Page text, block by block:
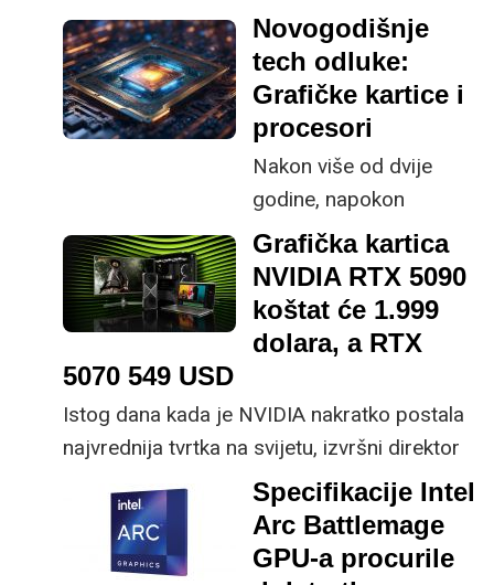
način da vam detaljno
objasnim svoju
situaciju.
Radeon RX 9070 XT
koja se temelji na novoj
naprednoj AMD-ovoj
arhitekturi RDNA 4.
AMD s novim karticama
najavljuje 4k igranje po
Kakve su performanse
najmoćnije AMD-ove
grafičke kartice nove
generacije koja bi
konkurencija Nvidijinim
RTX 5070 Ti i RTX
5070 karticama
Novogodišnje
tech odluke:
Grafičke kartice i
procesori
Nakon više od dvije
godine, napokon
je došlo vrijeme za
novu generaciju
grafičkih kartica od
kojih puno očekujemo,
od performansi i novih
Grafička kartica
NVIDIA RTX 5090
koštat će 1.999
dolara, a RTX
5070 549 USD
Istog dana kada je NVIDIA nakratko postala
najvrednija tvrtka na svijetu, izvršni direktor
Jensen Huang pojavio se na CES 2025
pozornici kako bi najavio dugo očekivanu
Blackwell obitelj grafičkih kartica.
Specifikacije Intel
Arc Battlemage
GPU-a procurile